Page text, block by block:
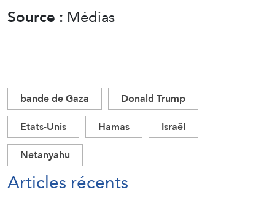
Source : Médias
bande de Gaza
Donald Trump
Etats-Unis
Hamas
Israël
Netanyahu
Articles récents